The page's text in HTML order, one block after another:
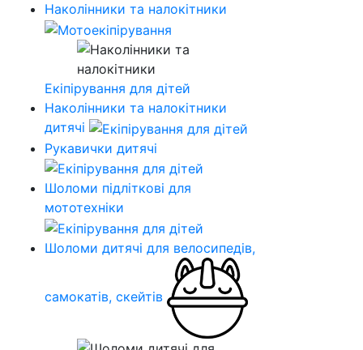
Наколінники та налокітники
Екіпірування для дітей
Наколінники та налокітники
дитячі
Рукавички дитячі
Шоломи підліткові для
мототехніки
Шоломи дитячі для велосипедів,
самокатів, скейтів